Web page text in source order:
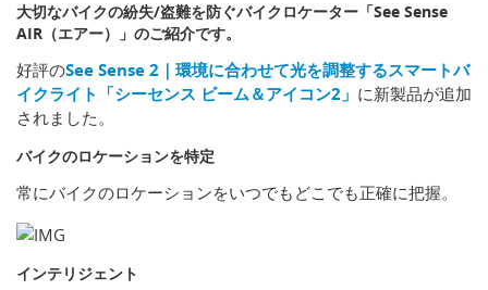
大切なバイクの紛失/盗難を防ぐバイクロケーター「See Sense
AIR（エアー）」のご紹介です。
好評のSee Sense 2｜環境に合わせて光を調整するスマートバ
イクライト「シーセンス ビーム＆アイコン2」 に新製品が追加
されました。
バイクのロケーションを特定
常にバイクのロケーションをいつでもどこでも正確に把握。
インテリジェント